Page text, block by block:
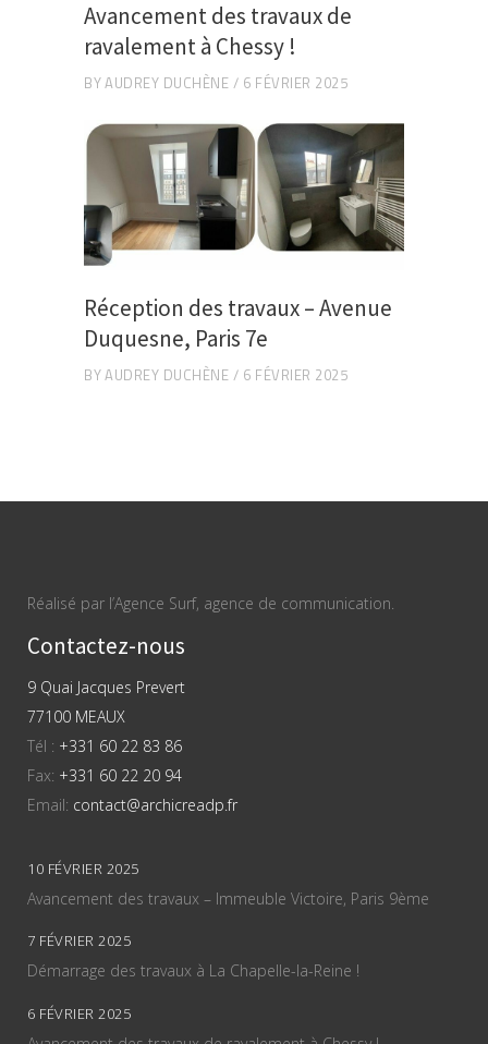
Avancement des travaux de
ravalement à Chessy !
BYAUDREY DUCHÈNE 6 FÉVRIER 2025
Réception des travaux – Avenue
Duquesne, Paris 7e
BYAUDREY DUCHÈNE 6 FÉVRIER 2025
Réalisé par l’Agence Surf, agence de communication.
Contactez-nous
9 Quai Jacques Prevert
77100 MEAUX
Tél : +331 60 22 83 86
Fax: +331 60 22 20 94
Email: contact@archicreadp.fr
10 FÉVRIER 2025
Avancement des travaux – Immeuble Victoire, Paris 9ème
7 FÉVRIER 2025
Démarrage des travaux à La Chapelle-la-Reine !
6 FÉVRIER 2025